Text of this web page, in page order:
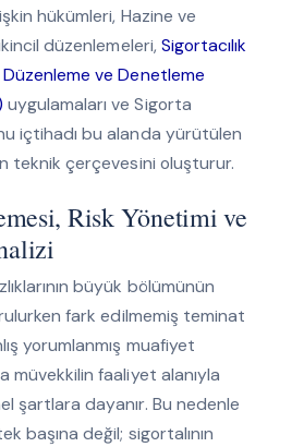
hükümleri, Hazine ve
düzenlemeleri, Sigortacılık
Düzenleme ve Denetleme
uygulamaları ve Sigorta
içtihadı bu alanda yürütülen
teknik çerçevesini oluşturur.
Risk Yönetimi ve
büyük bölümünün
fark edilmemiş teminat
yorumlanmış muafiyet
müvekkilin faaliyet alanıyla
şartlara dayanır. Bu nedenle
başına değil; sigortalının